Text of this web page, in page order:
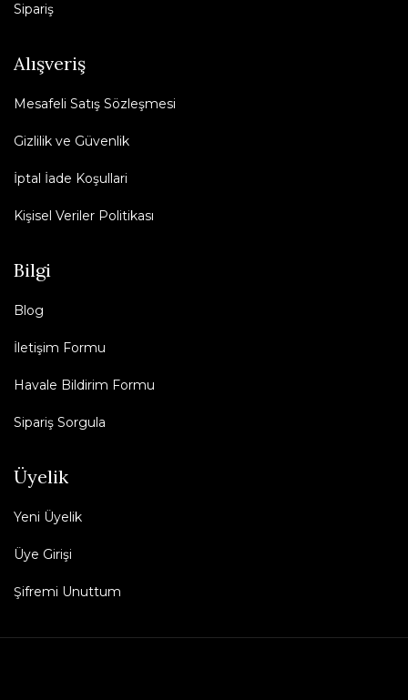
Sipariş
Alışveriş
Mesafeli Satış Sözleşmesi
Gizlilik ve Güvenlik
İptal İade Koşullari
Kişisel Veriler Politikası
Bilgi
Blog
İletişim Formu
Havale Bildirim Formu
Sipariş Sorgula
Üyelik
Yeni Üyelik
Üye Girişi
Şifremi Unuttum